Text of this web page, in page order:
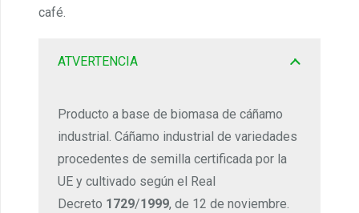
café.
ATVERTENCIA
Producto a base de biomasa de cáñamo
industrial. Cáñamo industrial de variedades
procedentes de semilla certificada por la
UE y cultivado según el Real
Decreto 1729/1999, de 12 de noviembre.